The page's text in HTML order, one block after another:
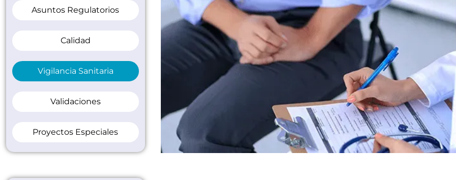
Asuntos Regulatorios
Calidad
Vigilancia Sanitaria
Validaciones
Proyectos Especiales